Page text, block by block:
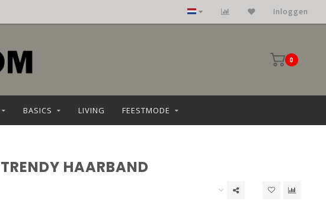
Inloggen
0
BASICS LIVING FEESTMODE
TRENDY HAARBAND